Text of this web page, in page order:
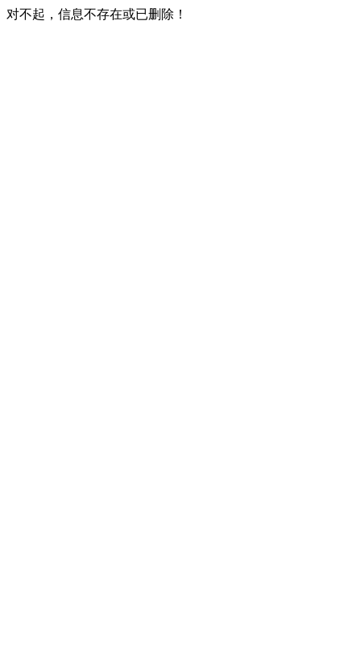
对不起，信息不存在或已删除！